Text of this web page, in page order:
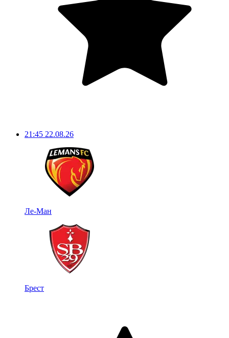
21:45 22.08.26
Ле-Ман
Брест